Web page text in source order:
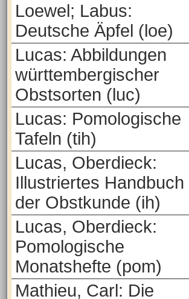
Loewel; Labus:
Deutsche Äpfel (loe)
Lucas: Abbildungen
württembergischer
Obstsorten (luc)
Lucas: Pomologische
Tafeln (tih)
Lucas, Oberdieck:
Illustriertes Handbuch
der Obstkunde (ih)
Lucas, Oberdieck:
Pomologische
Monatshefte (pom)
Mathieu, Carl: Die